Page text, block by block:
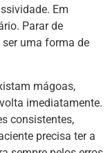
Em
Parar de
uma forma de
mágoas,
imediatamente.
consistentes,
precisa ter a